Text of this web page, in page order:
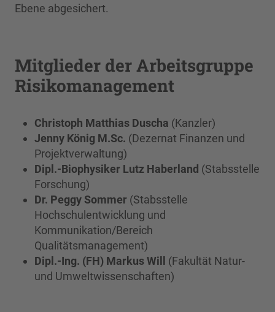
Ebene abgesichert.
Mitglieder der Arbeitsgruppe
Risikomanagement
Christoph Matthias Duscha (Kanzler)
Jenny König M.Sc. (Dezernat Finanzen und
Projekt­verwaltung)
Dipl.-Biophysiker Lutz Haberland (Stabsstelle
Forschung)
Dr. Peggy Sommer (Stabsstelle
Hochschulentwicklung und
Kommunikation/Bereich
Qualitätsmanagement)
Dipl.-Ing. (FH) Markus Will (Fakultät Natur-
und Umweltwissenschaften)